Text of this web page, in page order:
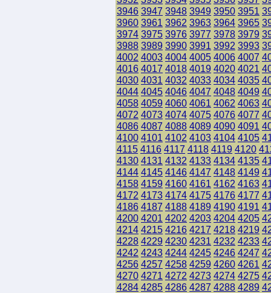
3946 3947 3948 3949 3950 3951
3960 3961 3962 3963 3964 3965
3974 3975 3976 3977 3978 3979
3988 3989 3990 3991 3992 3993
4002 4003 4004 4005 4006 4007
4016 4017 4018 4019 4020 4021
4030 4031 4032 4033 4034 4035
4044 4045 4046 4047 4048 4049
4058 4059 4060 4061 4062 4063
4072 4073 4074 4075 4076 4077
4086 4087 4088 4089 4090 4091
4100 4101 4102 4103 4104 4105
4115 4116 4117 4118 4119 4120
4130 4131 4132 4133 4134 4135
4144 4145 4146 4147 4148 4149
4158 4159 4160 4161 4162 4163
4172 4173 4174 4175 4176 4177
4186 4187 4188 4189 4190 4191
4200 4201 4202 4203 4204 4205
4214 4215 4216 4217 4218 4219
4228 4229 4230 4231 4232 4233
4242 4243 4244 4245 4246 4247
4256 4257 4258 4259 4260 4261
4270 4271 4272 4273 4274 4275
4284 4285 4286 4287 4288 4289